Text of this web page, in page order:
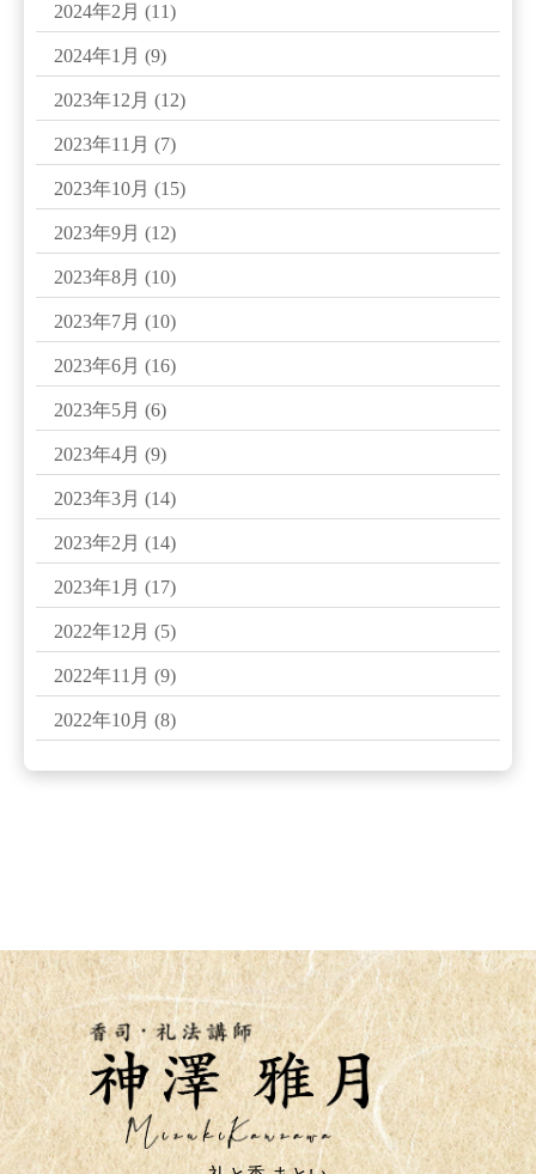
2024年2月 (11)
2024年1月 (9)
2023年12月 (12)
2023年11月 (7)
2023年10月 (15)
2023年9月 (12)
2023年8月 (10)
2023年7月 (10)
2023年6月 (16)
2023年5月 (6)
2023年4月 (9)
2023年3月 (14)
2023年2月 (14)
2023年1月 (17)
2022年12月 (5)
2022年11月 (9)
2022年10月 (8)